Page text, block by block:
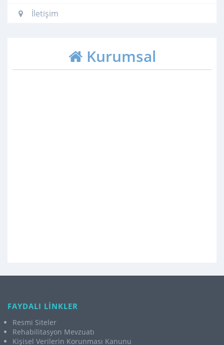
İletişim
Kurumsal
FAYDALI LİNKLER
Resmi Siteler
Rehabilitasyon Mevzuatı
Kişisel Verilerin Korunması Kanunu